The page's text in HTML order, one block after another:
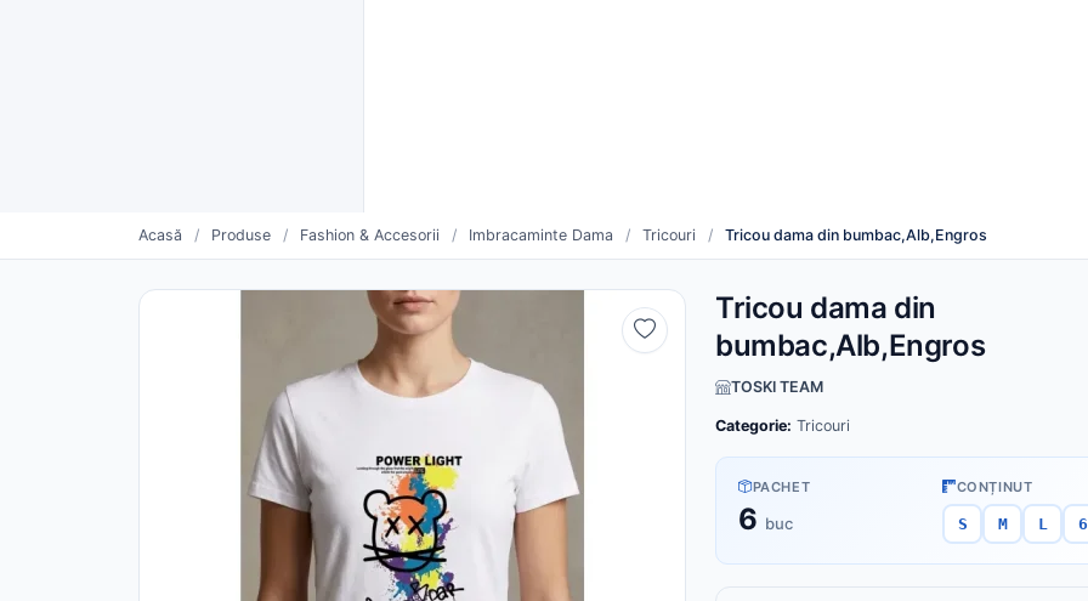
Acasă / Produse / Fashion & Accesorii / Imbracaminte Dama / Tricouri / Tricou dama din bumbac,Alb,Engros
Tricou dama din
bumbac,Alb,Engros
TOSKI TEAM
Categorie: Tricouri
PACHET
6 buc
CONȚINUT
S M L